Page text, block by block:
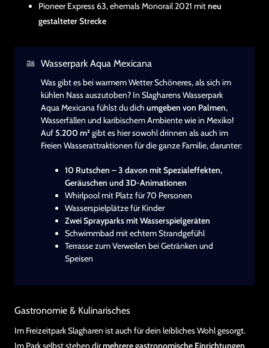
Pioneer Express 63, ehemals Monorail 2021 mitneu
gestalteter Strecke
Wasserpark Aqua Mexicana
Was gibt es bei warmem Wetter Schöneres, als sich im
kühlen Nass auszutoben? In Slagharens Wasserpark
Aqua Mexicana fühlst du dich umgeben von Palmen,
Wasserfällen und karibischem Ambiente wie in Mexiko!
Auf5.200 m²gibt es hier sowohl drinnen als auch im
Freien Wasserattraktionen für die ganze Familie, darunter:
10 Rutschen – 3 davon mit Spezialeffekten,
Geräuschen und 3D-Animationen
Whirlpool mit Platz für 70 Personen
Wasserspielplätze für Kinder
Zwei Sprayparks mit Wasserspielgeräten
Schwimmbad mit echtem Strandgefühl
Terrasse zum Verweilen bei Getränken und
Speisen
Gastronomie & Kulinarisches
Im Freizeitpark Slagharen ist auch für dein leibliches Wohl gesorgt.
Im Park selbst stehen dirmehrere gastronomische Einrichtungen